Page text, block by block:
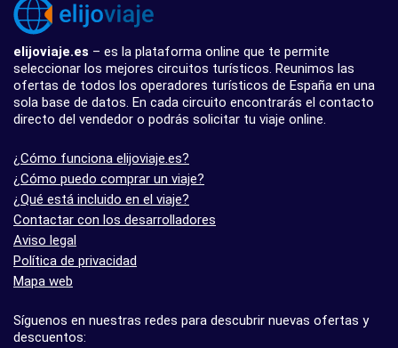
elijoviaje.es – es la plataforma online que te permite
seleccionar los mejores circuitos turísticos. Reunimos las
ofertas de todos los operadores turísticos de España en una
sola base de datos. En cada circuito encontrarás el contacto
directo del vendedor o podrás solicitar tu viaje online.
¿Cómo funciona elijoviaje.es?
¿Cómo puedo comprar un viaje?
¿Qué está incluido en el viaje?
Contactar con los desarrolladores
Aviso legal
Política de privacidad
Mapa web
Síguenos en nuestras redes para descubrir nuevas ofertas y
descuentos: